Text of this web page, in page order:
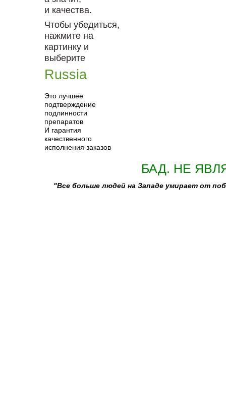
и качества.
Чтобы убедиться,
нажмите на
картинку и
выберите
Russia
Это лучшее
подтверждение
подлинности
препаратов
И гарантия
качественного
исполнения заказов
БАД. НЕ
"Все больше людей на Западе умирает от